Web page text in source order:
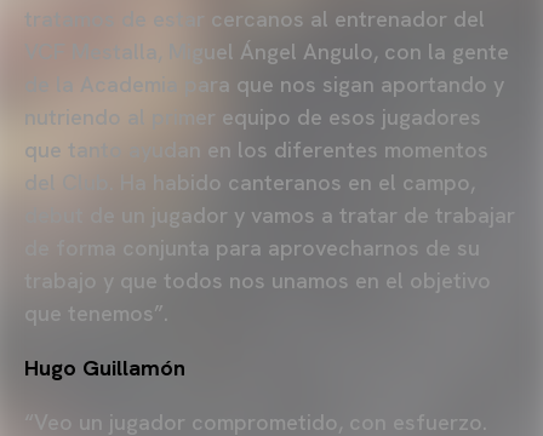
tratamos de estar cercanos al entrenador del
VCF Mestalla, Miguel Ángel Angulo, con la gente
de la Academia para que nos sigan aportando y
nutriendo al primer equipo de esos jugadores
que tanto ayudan en los diferentes momentos
del Club. Ha habido canteranos en el campo,
debut de un jugador y vamos a tratar de trabajar
de forma conjunta para aprovecharnos de su
trabajo y que todos nos unamos en el objetivo
que tenemos”.
Hugo Guillamón
“Veo un jugador comprometido, con esfuerzo.